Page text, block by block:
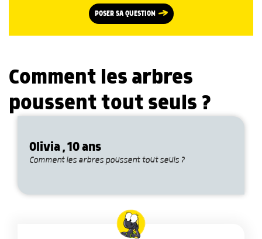
POSER SA QUESTION
Comment les arbres
poussent tout seuls ?
Olivia , 10 ans
Comment les arbres poussent tout seuls ?